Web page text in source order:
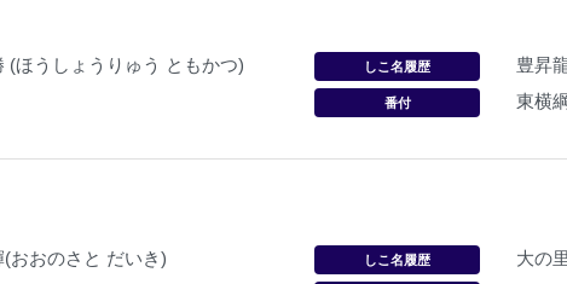
(ほうしょうりゅう ともかつ) しこ名履歴 豊昇
番付 東横綱
(おおのさと だいき) しこ名履歴 大の里